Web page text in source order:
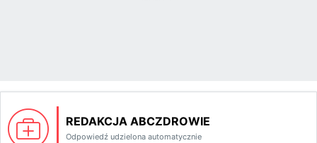
REDAKCJA ABCZDROWIE
Odpowiedź udzielona automatycznie